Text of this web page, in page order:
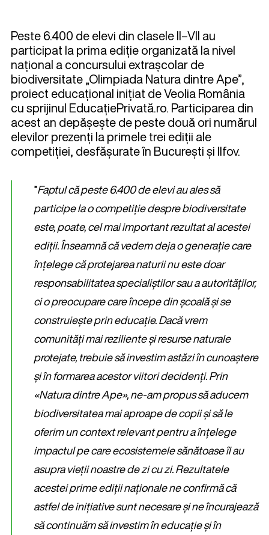
Peste 6.400 de elevi din clasele II–VII au
participat la prima ediție organizată la nivel
național a concursului extrașcolar de
biodiversitate „Olimpiada Natura dintre Ape”,
proiect educațional inițiat de Veolia România
cu sprijinul EducațiePrivată.ro. Participarea din
acest an depășește de peste două ori numărul
elevilor prezenți la primele trei ediții ale
competiției, desfășurate în București și Ilfov.
”Faptul că peste 6.400 de elevi au ales să
participe la o competiție despre biodiversitate
este, poate, cel mai important rezultat al acestei
ediții. Înseamnă că vedem deja o generație care
înțelege că protejarea naturii nu este doar
responsabilitatea specialiștilor sau a autorităților,
ci o preocupare care începe din școală și se
construiește prin educație. Dacă vrem
comunități mai reziliente și resurse naturale
protejate, trebuie să investim astăzi în cunoaștere
și în formarea acestor viitori decidenți. Prin
«Natura dintre Ape», ne-am propus să aducem
biodiversitatea mai aproape de copii și să le
oferim un context relevant pentru a înțelege
impactul pe care ecosistemele sănătoase îl au
asupra vieții noastre de zi cu zi. Rezultatele
acestei prime ediții naționale ne confirmă că
astfel de inițiative sunt necesare și ne încurajează
să continuăm să investim în educație și în